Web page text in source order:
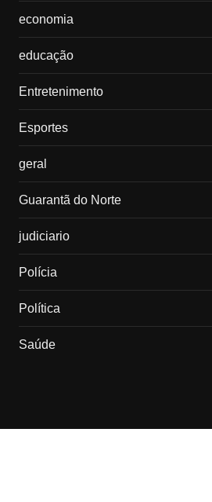
economia
educação
Entretenimento
Esportes
geral
Guarantã do Norte
judiciario
Polícia
Política
Saúde